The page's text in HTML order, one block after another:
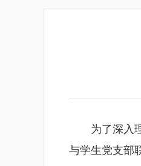
为了深入
与学生党支部